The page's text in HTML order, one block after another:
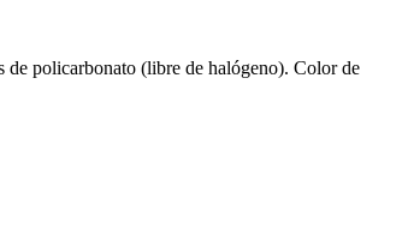
policarbonato (libre de halógeno). Color de